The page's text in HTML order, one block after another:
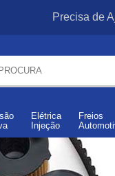
Precisa de
Elétrica
Injeção
Freios